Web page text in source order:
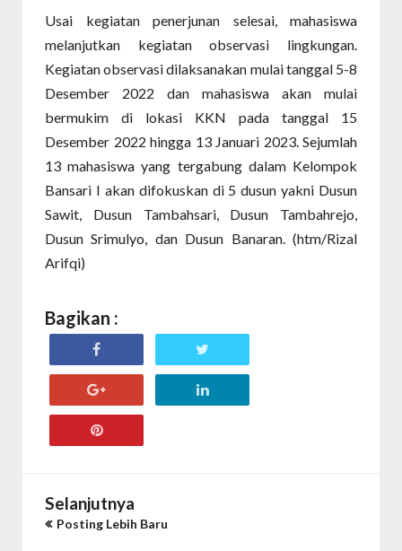
Usai kegiatan penerjunan selesai, mahasiswa
melanjutkan kegiatan observasi lingkungan.
Kegiatan observasi dilaksanakan mulai tanggal 5-8
Desember 2022 dan mahasiswa akan mulai
bermukim di lokasi KKN pada tanggal 15
Desember 2022 hingga 13 Januari 2023. Sejumlah
13 mahasiswa yang tergabung dalam Kelompok
Bansari I akan difokuskan di 5 dusun yakni Dusun
Sawit, Dusun Tambahsari, Dusun Tambahrejo,
Dusun Srimulyo, dan Dusun Banaran. (htm/Rizal
Arifqi)
Bagikan :
Selanjutnya
Posting Lebih Baru